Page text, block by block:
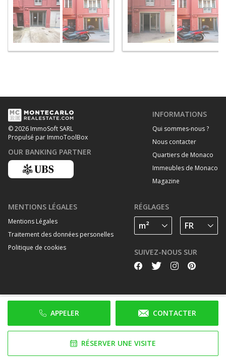
APPELER CONTACTER
RÉSERVER UNE VISITE
© 2026 ImmoSoft SARL
Propulsé par ImmoToolBox
OUR BANKING PARTNER
INFORMATIONS
Qui sommes-nous ?
Nous contacter
Quartiers de Monaco
Immeubles de Monaco
Magazine
MENTIONS LÉGALES
Mentions Légales
Traitement des données personelles
Politique de cookies
RÉGLAGES
SUIVEZ-NOUS SUR